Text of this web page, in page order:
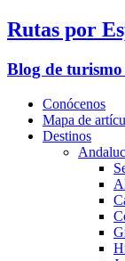
Rutas por
Blog de
Conócenos
Mapa de
Destinos